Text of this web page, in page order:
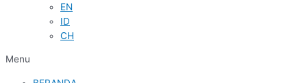
EN
ID
CH
Menu